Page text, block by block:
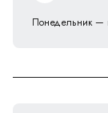
Понедельник —